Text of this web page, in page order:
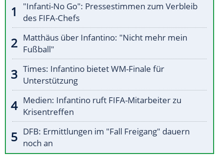
"Infanti-No Go": Pressestimmen zum Verbleib
des FIFA-Chefs
Matthäus über Infantino: "Nicht mehr mein
Fußball"
Times: Infantino bietet WM-Finale für
Unterstützung
Medien: Infantino ruft FIFA-Mitarbeiter zu
Krisentreffen
DFB: Ermittlungen im "Fall Freigang" dauern
noch an